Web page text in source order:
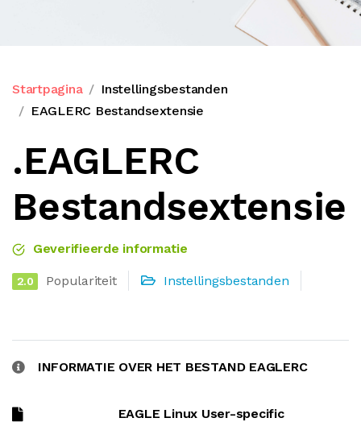
Startpagina
Instellingsbestanden
EAGLERC Bestandsextensie
.EAGLERC
Bestandsextensie
Geverifieerde informatie
2.0 Populariteit Instellingsbestanden
INFORMATIE OVER HET BESTAND EAGLERC
EAGLE Linux User-specific